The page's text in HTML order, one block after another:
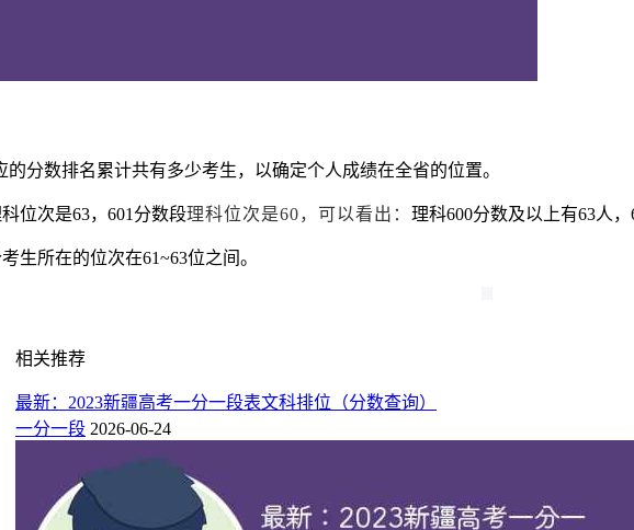
分数排名累计共有多少考生，以确定个人成绩在全省的位置。
位次是63，601分数段理科位次是60，可以看出： 理科600分数及以上有63人
生所在的位次在61~63位之间。
相关推荐
最新：2023新疆高考一分一段表文科排位（分数查询）
一分一段 2026-06-24